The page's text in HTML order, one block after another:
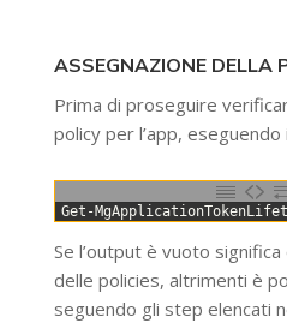
ASSEGNAZIONE DELLA
Prima di proseguire
policy per l’app,
Get-
Se l’output è vuoto
delle policies, altrimenti è
seguendo gli step elencati